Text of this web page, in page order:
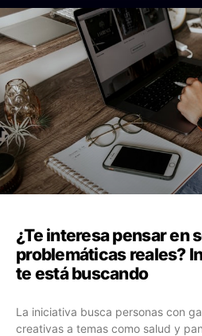
¿Te interesa pensar en
problemáticas reales?
te está buscando
La iniciativa busca personas con
creativas a temas como salud y